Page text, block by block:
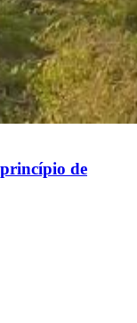
de